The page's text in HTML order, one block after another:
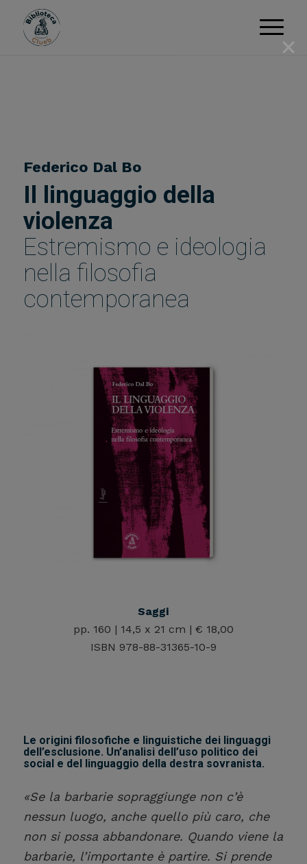
Federico Dal Bo
Il linguaggio della
violenza
Estremismo e ideologia
nella filosofia
contemporanea
Saggi
pp. 160 | 14,5 x 21 cm | € 18,00
ISBN 978-88-31365-10-9
Le origini filosofiche e linguistiche dei linguaggi
dell’esclusione. Un’analisi dell’uso politico dei
social e del linguaggio della destra sovranista.
«Se la barbarie sopraggiunge non c’è
nessun luogo, anche quello più caro, che
non si possa abbandonare. Quando viene la
barbarie, l’importante è partire. Si prende
×